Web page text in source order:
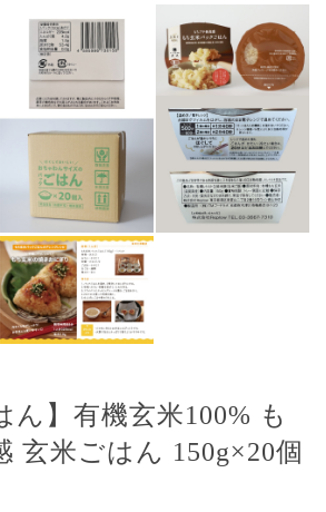
ん】有機玄米100% も
玄米ごはん 150g×20個